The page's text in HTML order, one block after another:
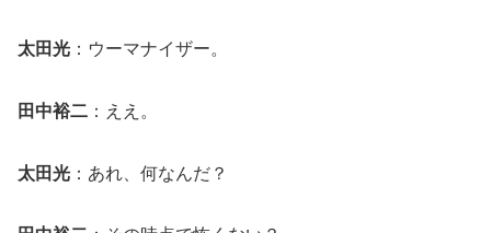
太田光 ：ウーマナイザー。
田中裕二 ：ええ。
太田光 ：あれ、何なんだ？